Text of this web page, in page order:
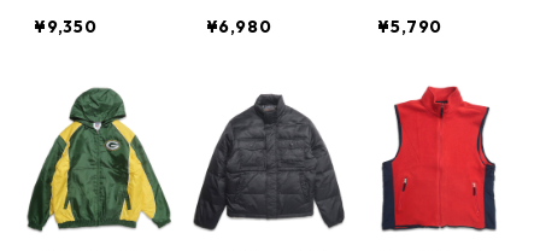
ンジャケット
4083n w41129
¥9,350
ウンジャケット
ビー 表記：XS
gd404082n
w41129
¥6,980
スト 表記：L
¥5,790